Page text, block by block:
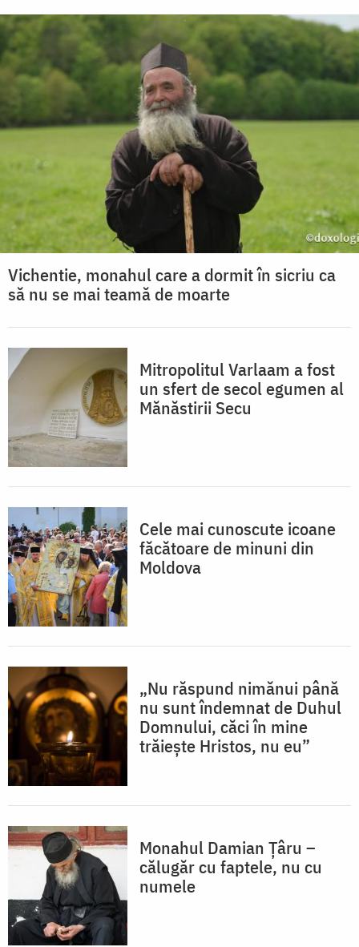
Vichentie, monahul care a dormit în sicriu ca
să nu se mai teamă de moarte
Mitropolitul Varlaam a fost
un sfert de secol egumen al
Mănăstirii Secu
Cele mai cunoscute icoane
făcătoare de minuni din
Moldova
„Nu răspund nimănui până
nu sunt îndemnat de Duhul
Domnului, căci în mine
trăiește Hristos, nu eu”
Monahul Damian Țâru –
călugăr cu faptele, nu cu
numele